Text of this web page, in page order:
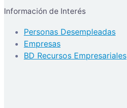
Información de Interés
Personas Desempleadas
Empresas
BD Recursos Empresariales